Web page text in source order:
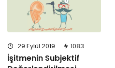
29 Eylül 2019 1083
İşitmenin Subjektif